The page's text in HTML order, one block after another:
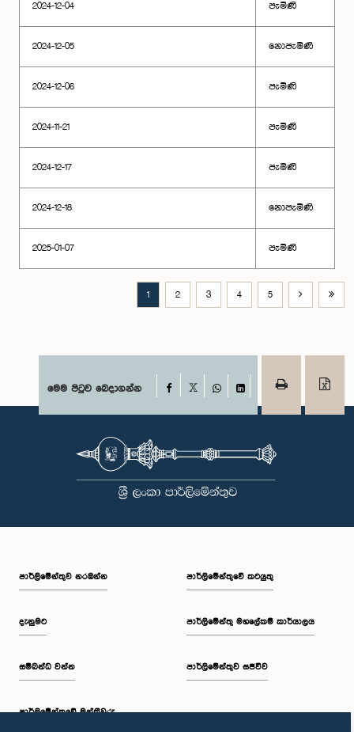
2024-12-04 පැමිණි
2024-12-05 නොපැමිණි
2024-12-06 පැමිණි
2024-11-21 පැමිණි
2024-12-17 පැමිණි
2024-12-18 නොපැමිණි
2025-01-07 පැමිණි
1 2 3 4 5
මෙම පිටුව බෙදාගන්න Facebook
WhatsAppLinkedIn
පාර්ලි‌මේන්තුව නරඹන්න
දැනුමට
සම්බන්ධ වන්න
පාර්ලි‌මේන්තුවේ මන්ත්‍රීවරු
පාර්ලිමේන්තුවේ කටයුතු
පාර්ලිමේන්තු මහලේකම් කාර්යාලය
පාර්ලිමේන්තුව සජීවීව